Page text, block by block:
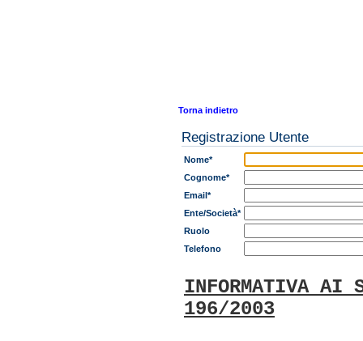
Torna indietro
Registrazione Utente
Nome*
Cognome*
Email*
Ente/Società*
Ruolo
Telefono
INFORMATIVA AI
196/2003